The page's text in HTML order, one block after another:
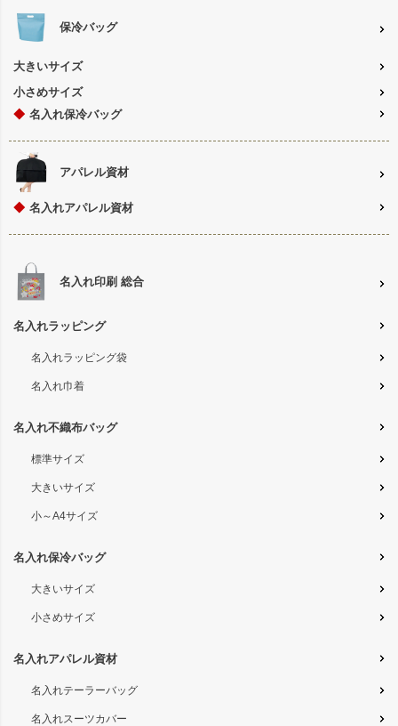
保冷バッグ
大きいサイズ
小さめサイズ
◆ 名入れ保冷バッグ
アパレル資材
◆ 名入れアパレル資材
名入れ印刷 総合
名入れラッピング
名入れラッピング袋
名入れ巾着
名入れ不織布バッグ
標準サイズ
大きいサイズ
小～A4サイズ
名入れ保冷バッグ
大きいサイズ
小さめサイズ
名入れアパレル資材
名入れテーラーバッグ
名入れスーツカバー